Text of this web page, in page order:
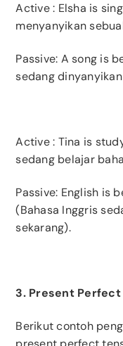
Active : Elsha is
menyanyikan
Passive: A song is
sedang
Active : Tina is
sedang belajar
Passive: English is
(Bahasa Inggris
sekarang).
3. Present Perfect
Berikut contoh